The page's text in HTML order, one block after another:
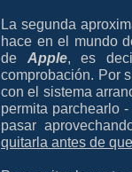
La segunda
hace en el mundo
de Apple, es
comprobación. Por
con el sistema
permita parchearlo
pasar
quitarla antes de